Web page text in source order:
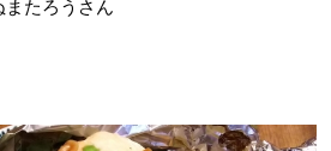
またろう さん